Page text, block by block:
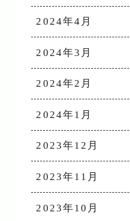
2024年4月
2024年3月
2024年2月
2024年1月
2023年12月
2023年11月
2023年10月